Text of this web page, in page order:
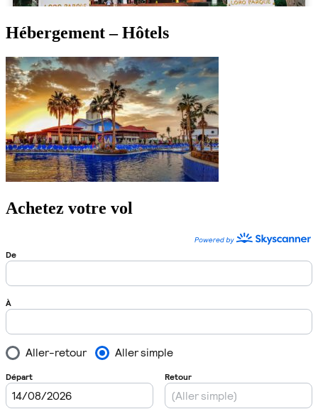
Hébergement – Hôtels
Achetez votre vol